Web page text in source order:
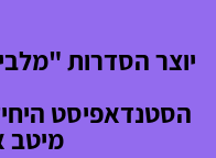
יוצר הסדרות
הסטנדאפיסט
מיטב